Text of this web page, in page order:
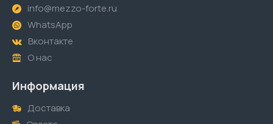
info@mezzo-forte.ru
WhatsApp
Вконтакте
О нас
Информация
Доставка